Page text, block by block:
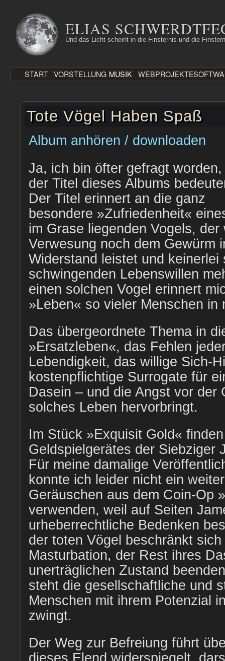
Inhalt
springen
ELIAS
Und das Licht scheint in die Finsternis und die
START VORSTELLUNG MUSIK WEBPROJEKTE
Tote Vögel Haben Spaß
Album anhören / downloaden
Ja, ich bin öfter gefragt
der Titel dieses Albums
Der Titel erinnert an die ganz
besondere »Zufriedenheit«
im Grase liegenden Vogels, der
Verwesung noch dem Gewürm
Widerstand leistet und keinerlei
schwingenden Lebenswillen
einen solchen Vogel erinnert
»Leben« so vieler Menschen in
Das übergeordnete Thema in
»Ersatzleben«, das Fehlen
Lebendigkeit, das willige Sich-
kostenpflichtige Surrogate für
Dasein – und die Angst vor der
solches Leben hervorbringt.
Im Stück »Exquisit Gold«
Geldspielgerätes der Siebziger
Für meine damalige
konnte ich leider nicht ein
Geräuschen aus dem Coin-Op
verwenden, weil auf Seiten
urheberrechtliche Bedenken
der toten Vögel beschränkt
Masturbation, der Rest ihres
unerträglichen Zustand
steht die gesellschaftliche und
Menschen mit ihrem Potenzial
zwingt.
Der Weg zur Befreiung führt
dieses Elend widerspiegelt,